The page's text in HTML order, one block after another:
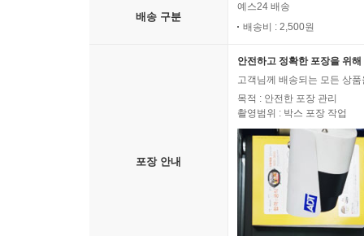
배송 구분
예스24 배송
배송비 : 2,500원
포장 안내
안전하고 정확한 포장을 위
고객님께 배송되는 모든 상
목적 : 안전한 포장 관리
촬영범위 : 박스 포장 작업